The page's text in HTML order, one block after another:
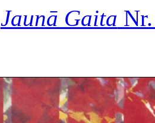
Jaunā Gaita